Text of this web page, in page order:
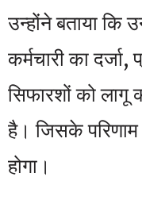
उन्होंने बताया
कर्मचारी का
सिफारशों को लागू
है। जिसके
होगा।